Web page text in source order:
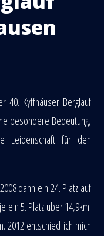
Kyffhäuser Berglauf
besondere Bedeutung,
Leidenschaft für den
dann ein 24. Platz auf
ein 5. Platz über 14,9km.
2012 entschied ich mich